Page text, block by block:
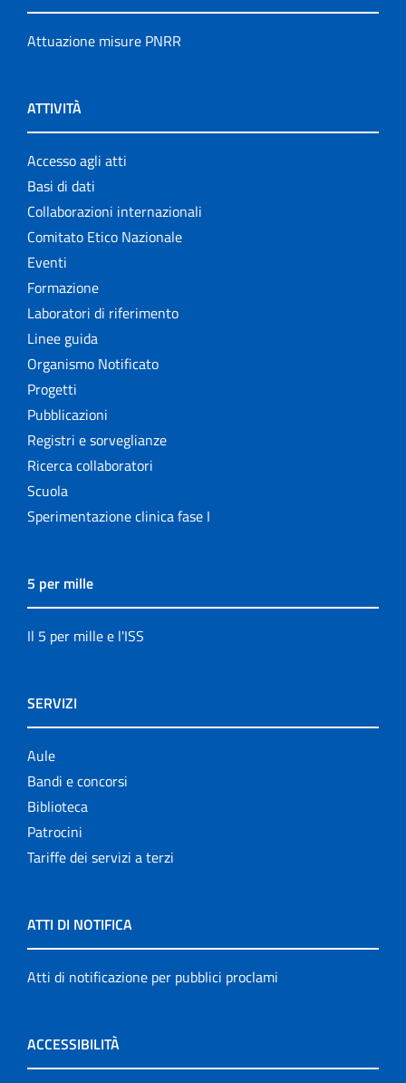
Attuazione misure PNRR
ATTIVITÀ
Accesso agli atti
Basi di dati
Collaborazioni internazionali
Comitato Etico Nazionale
Eventi
Formazione
Laboratori di riferimento
Linee guida
Organismo Notificato
Progetti
Pubblicazioni
Registri e sorveglianze
Ricerca collaboratori
Scuola
Sperimentazione clinica fase I
5 per mille
Il 5 per mille e l'ISS
SERVIZI
Aule
Bandi e concorsi
Biblioteca
Patrocini
Tariffe dei servizi a terzi
ATTI DI NOTIFICA
Atti di notificazione per pubblici proclami
ACCESSIBILITÀ